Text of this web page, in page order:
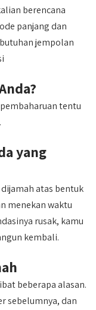
berencana
panjang dan
jempolan
tentu
yang
atas bentuk
menekan waktu
rusak, kamu
kembali.
beberapa alasan.
sebelumnya, dan